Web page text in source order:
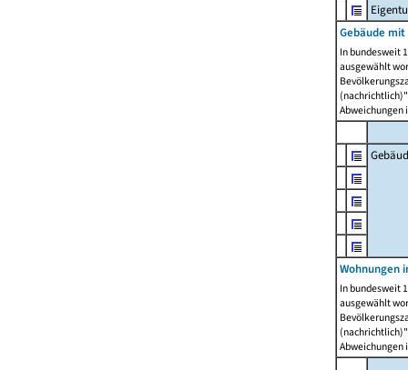
Gebäude
In bundesweit
ausgewählt
Abweichungen
Wohnungen
In bundesweit
ausgewählt
Abweichungen